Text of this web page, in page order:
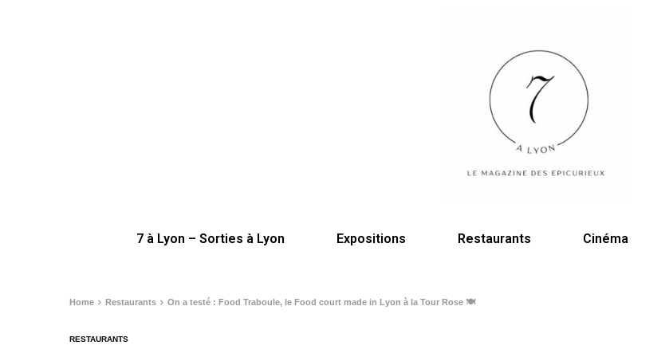
7 à Lyon – Sorties à Lyon Expositions Restaurants Cinéma
Home Restaurants On a testé : Food Traboule, le Food court made in Lyon à la Tour Rose 🍽️
RESTAURANTS